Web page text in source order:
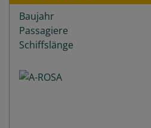
Baujahr
Passagiere
Schiffslänge